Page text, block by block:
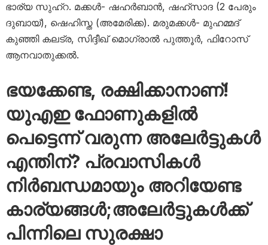
ഭാര്യ സുഹ്റ. മക്കൾ- ഷഹർബാൻ, ഷഹ്സാദ (2 പേരും
ദുബായ്), ഷെഹിസ്ത (അമേരിക്ക). മരുമക്കൾ- മുഹമ്മദ്
കുഞ്ഞി കലട്ര, സിദ്ദീഖ് മൊഗ്രാൽ പുത്തൂർ, ഫിറോസ്
ആനവാതുക്കൽ.
ഭയക്കേണ്ട, രക്ഷിക്കാനാണ്!
യുഎഇ ഫോണുകളിൽ
പെട്ടെന്ന് വരുന്ന അലേർട്ടുകൾ
എന്തിന്? പ്രവാസികൾ
നിർബന്ധമായും അറിയേണ്ട
കാര്യങ്ങൾ;അലേർട്ടുകൾക്ക്
പിന്നിലെ സുരക്ഷാ